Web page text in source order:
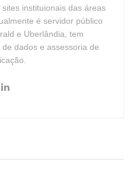
instituionais das áreas
é servidor público
e Uberlândia, tem
dados e assessoria de